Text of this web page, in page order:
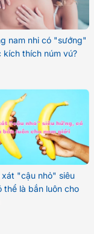
nam nhi có "sướng"
kích thích núm vú?
xát "cậu nhỏ" siêu
thể là bắn luôn cho